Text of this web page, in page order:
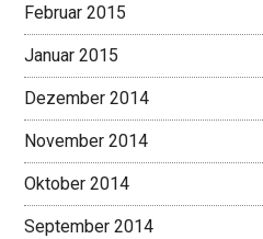
Februar 2015
Januar 2015
Dezember 2014
November 2014
Oktober 2014
September 2014